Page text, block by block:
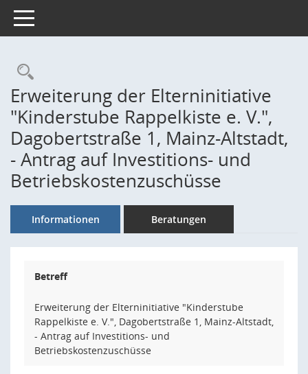
Toggle navigation
Rechercheauswahl
Erweiterung der Elterninitiative
"Kinderstube Rappelkiste e. V.",
Dagobertstraße 1, Mainz-Altstadt,
- Antrag auf Investitions- und
Betriebskostenzuschüsse
Informationen Beratungen
Betreff
Erweiterung der Elterninitiative "Kinderstube
Rappelkiste e. V.", Dagobertstraße 1, Mainz-Altstadt,
- Antrag auf Investitions- und
Betriebskostenzuschüsse